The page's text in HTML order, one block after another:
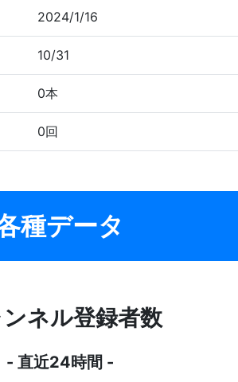
2024/1/16
10/31
0本
0回
種データ
ネル登録者数
- 直近24時間 -